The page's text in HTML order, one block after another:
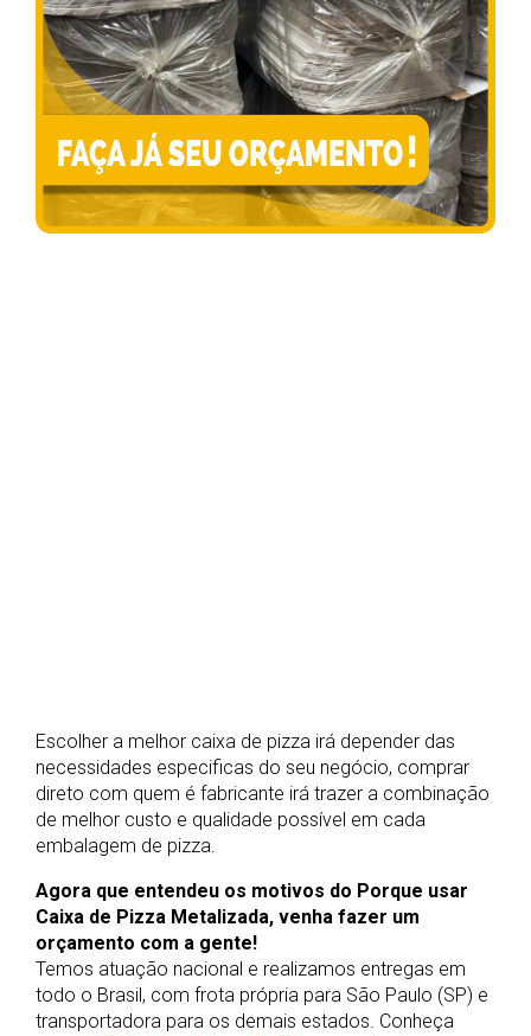
Escolher a melhor caixa de pizza irá depender das
necessidades especificas do seu negócio, comprar
direto com quem é fabricante irá trazer a combinação
de melhor custo e qualidade possível em cada
embalagem de pizza.
Agora que entendeu os motivos do Porque usar
Caixa de Pizza Metalizada, venha fazer um
orçamento com a gente!
Temos atuação nacional e realizamos entregas em
todo o Brasil, com frota própria para São Paulo (SP) e
transportadora para os demais estados. Conheça